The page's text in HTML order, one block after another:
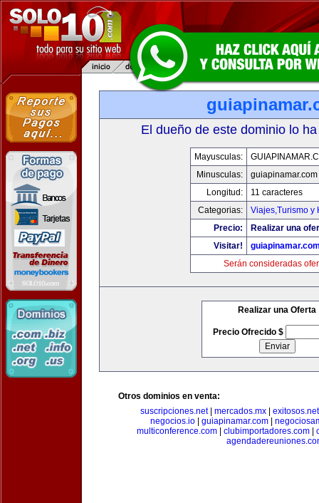
El dueño de este dominio lo
Mayusculas:
Minusculas:
guiapinamar.com
Longitud:
11 caracteres
Categorias:
Viajes,Turismo y
Precio:
Realizar una
Visitar!
Serán consideradas
Realizar una Oferta
Precio Ofrecido $
Otros dominios en venta:
suscripciones.net| mercados.mx
exitosos.net
negocios.io
guiapinamar.com
multiconference.com
clubimportadores.com